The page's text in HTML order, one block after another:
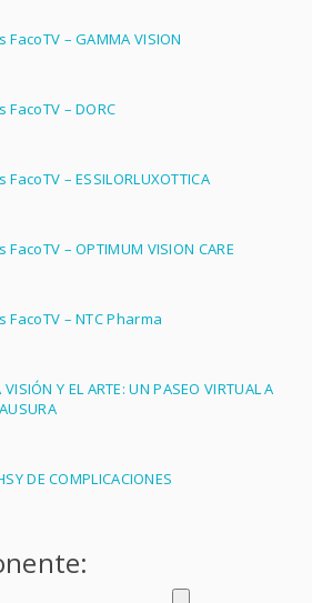
– GAMMA VISION
– DORC
– ESSILORLUXOTTICA
– OPTIMUM VISION CARE
FacoTV – NTC Pharma
VISIÓN Y EL ARTE: UN PASEO VIRTUAL A
DE COMPLICACIONES